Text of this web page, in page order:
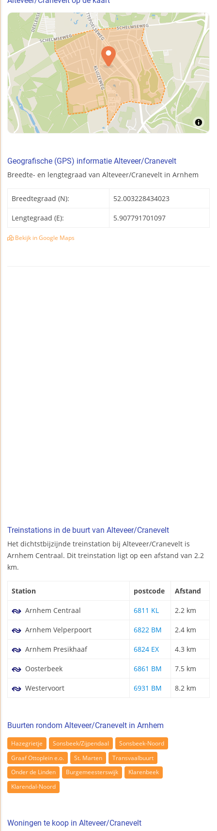
Geografische (GPS) informatie Alteveer/Cranevelt
Breedte- en lengtegraad van Alteveer/Cranevelt in Arnhem
Breedtegraad (N): 52.003228434023
Lengtegraad (E): 5.907791701097
Bekijk in Google Maps
Treinstations in de buurt van Alteveer/Cranevelt
Het dichtstbijzijnde treinstation bij Alteveer/Cranevelt is
Arnhem Centraal. Dit treinstation ligt op een afstand van 2.2
km.
Station postcode Afstand
Arnhem Centraal 6811 KL 2.2 km
Arnhem Velperpoort 6822 BM 2.4 km
Arnhem Presikhaaf 6824 EX 4.3 km
Oosterbeek 6861 BM 7.5 km
Westervoort 6931 BM 8.2 km
Buurten rondom Alteveer/Cranevelt in Arnhem
Hazegrietje Sonsbeek/Zijpendaal
Sonsbeek-Noord
Graaf Ottoplein e.o.
St. Marten
Transvaalbuurt
Onder de Linden
Burgemeesterswijk
Klarenbeek
Klarendal-Noord
Woningen te koop in Alteveer/Cranevelt